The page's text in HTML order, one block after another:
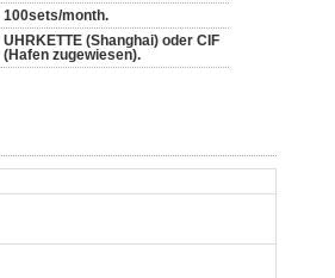
100sets/month.
UHRKETTE (Shanghai) oder CIF
(Hafen zugewiesen).